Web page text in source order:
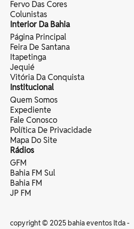
Fervo Das Cores
Colunistas
Interior Da Bahia
Página Principal
Feira De Santana
Itapetinga
Jequié
Vitória Da Conquista
Institucional
Quem Somos
Expediente
Fale Conosco
Política De Privacidade
Mapa Do Site
Rádios
GFM
Bahia FM Sul
Bahia FM
JP FM
copyright © 2025 bahia eventos ltda -